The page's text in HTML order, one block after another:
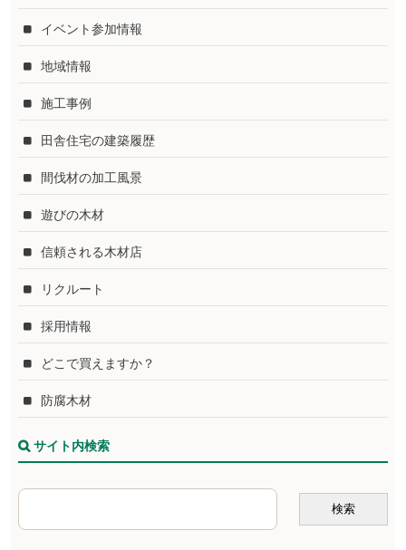
イベント参加情報
地域情報
施工事例
田舎住宅の建築履歴
間伐材の加工風景
遊びの木材
信頼される木材店
リクルート
採用情報
どこで買えますか？
防腐木材
サイト内検索